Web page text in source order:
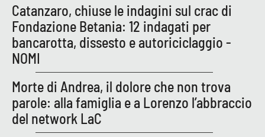
Destinazioni
Eventi
Food
Storie
Catanzaro, chiuse le indagini sul crac di
Fondazione Betania: 12 indagati per
bancarotta, dissesto e autoriciclaggio -
NOMI
Morte di Andrea, il dolore che non trova
parole: alla famiglia e a Lorenzo l’abbraccio
del network LaC